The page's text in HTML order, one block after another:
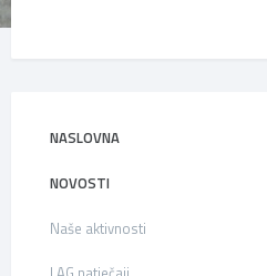
NASLOVNA
NOVOSTI
Naše aktivnosti